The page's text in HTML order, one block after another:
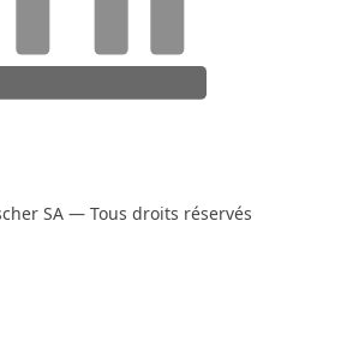
SA — Tous droits réservés